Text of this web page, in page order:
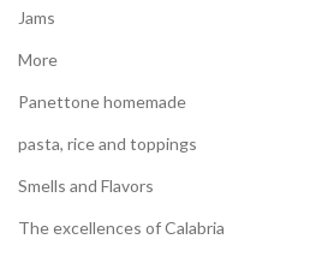
Jams
More
Panettone homemade
pasta, rice and toppings
Smells and Flavors
The excellences of Calabria